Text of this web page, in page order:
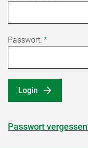
Passwort: *
Login
Passwort